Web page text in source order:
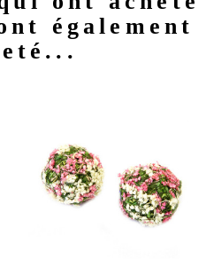
également